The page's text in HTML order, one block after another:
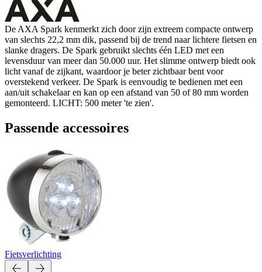
De AXA Spark kenmerkt zich door zijn extreem compacte ontwerp
van slechts 22,2 mm dik, passend bij de trend naar lichtere fietsen en
slanke dragers. De Spark gebruikt slechts één LED met een
levensduur van meer dan 50.000 uur. Het slimme ontwerp biedt ook
licht vanaf de zijkant, waardoor je beter zichtbaar bent voor
overstekend verkeer. De Spark is eenvoudig te bedienen met een
aan/uit schakelaar en kan op een afstand van 50 of 80 mm worden
gemonteerd. LICHT: 500 meter 'te zien'.
Passende accessoires
Fietsverlichting